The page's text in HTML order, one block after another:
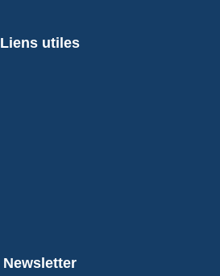
Liens utiles
Newsletter